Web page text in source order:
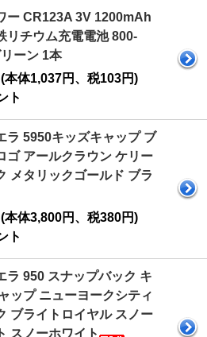
ー CR123A 3V 1200mAh
リチウム充電電池 800-
ーン 1本
本体1,037円、税103円)
ト
ラ 5950キッズキャップ ブ
ゴ アールクラウン ケリー
メタリックゴールド ブラ
本体3,800円、税380円)
ト
ラ 950 スナップバック キ
ップ ニューヨークシティ
ブライトロイヤル スノー
スノーホワイト